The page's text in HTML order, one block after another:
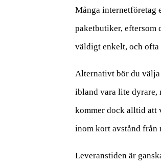
Många internetföretag
paketbutiker,
väldigt enkelt, och ofta
Alternativt bör du
ibland vara lite dyrare,
kommer dock alltid att
inom kort avstånd från
Leveranstiden är